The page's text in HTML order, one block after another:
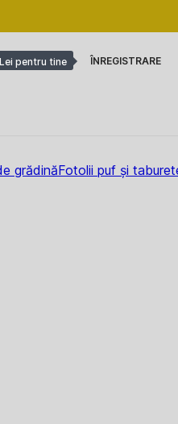
pentru tine ÎNREGISTRARE
grădinăFotolii puf și